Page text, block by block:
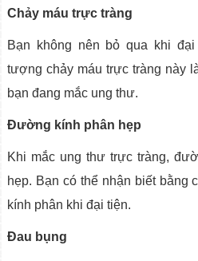
Chảy máu trực tràng
Bạn không nên bỏ qua khi
tượng chảy máu trực tràng này
bạn đang mắc ung thư.
Đường kính phân hẹp
Khi mắc ung thư trực tràng,
hẹp. Bạn có thể nhận biết bằng
kính phân khi đại tiện.
Đau bụng